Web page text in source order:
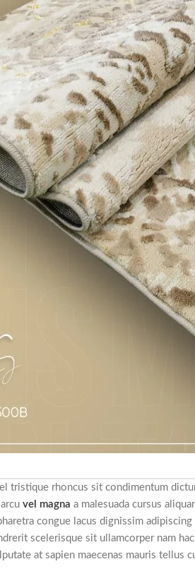
tristique rhoncus sit condimentum
vel magna a malesuada cursus
congue lacus dignissim
scelerisque sit ullamcorper nam
at sapien maecenas mauris